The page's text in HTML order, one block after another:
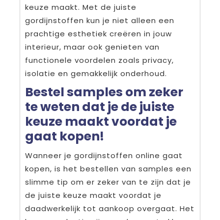
keuze maakt. Met de juiste
gordijnstoffen kun je niet alleen een
prachtige esthetiek creëren in jouw
interieur, maar ook genieten van
functionele voordelen zoals privacy,
isolatie en gemakkelijk onderhoud.
Bestel samples om zeker
te weten dat je de juiste
keuze maakt voordat je
gaat kopen!
Wanneer je gordijnstoffen online gaat
kopen, is het bestellen van samples een
slimme tip om er zeker van te zijn dat je
de juiste keuze maakt voordat je
daadwerkelijk tot aankoop overgaat. Het